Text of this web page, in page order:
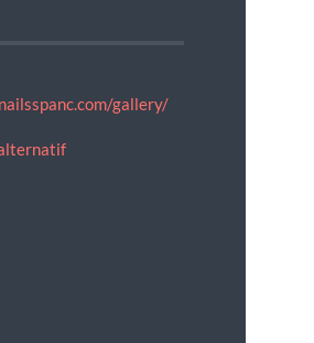
gallery/